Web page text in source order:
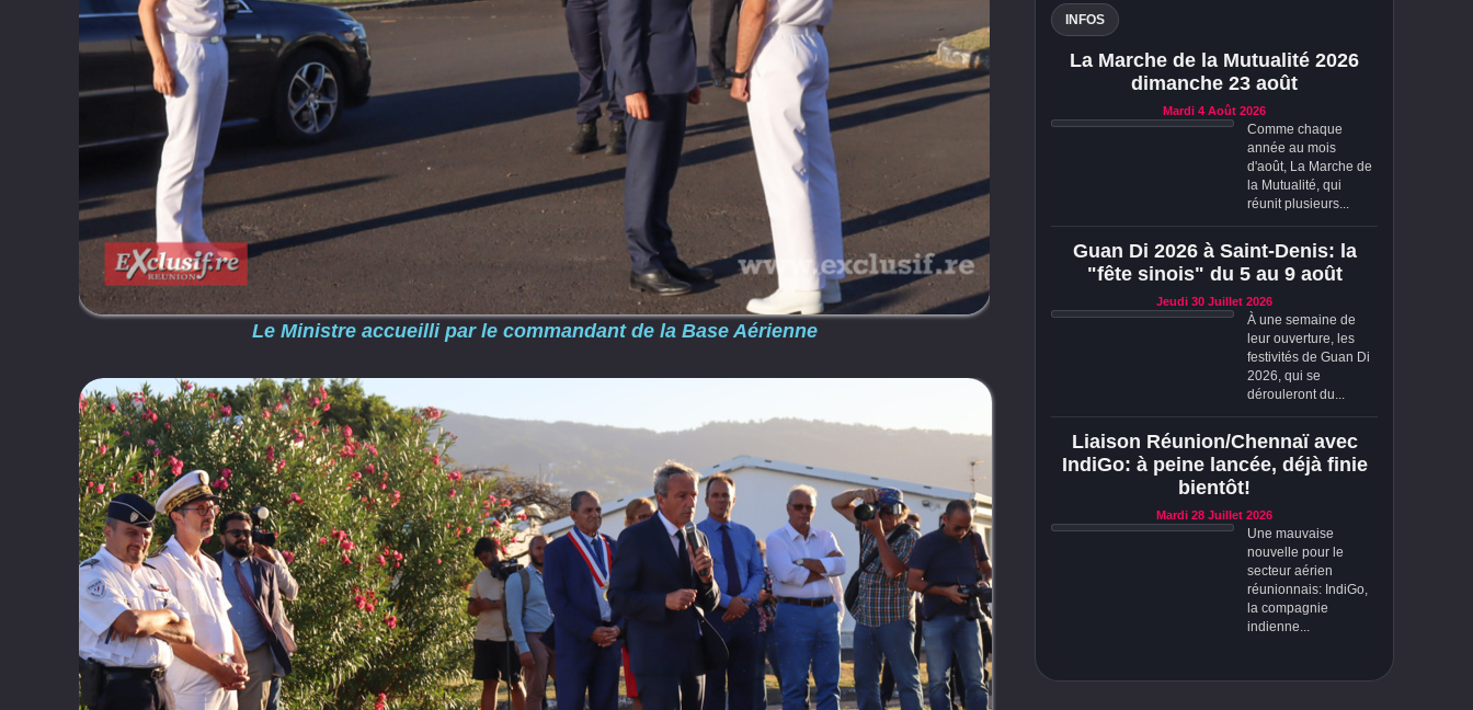
Le Ministre accueilli par le commandant de la Base Aérienne
INFOS
La Marche de la Mutualité 2026
dimanche 23 août
Mardi 4 Août 2026
Comme chaque
année au mois
d'août, La Marche de
la Mutualité, qui
réunit plusieurs...
Guan Di 2026 à Saint-Denis: la
"fête sinois" du 5 au 9 août
Jeudi 30 Juillet 2026
À une semaine de
leur ouverture, les
festivités de Guan Di
2026, qui se
dérouleront du...
Liaison Réunion/Chennaï avec
IndiGo: à peine lancée, déjà finie
bientôt!
Mardi 28 Juillet 2026
Une mauvaise
nouvelle pour le
secteur aérien
réunionnais: IndiGo,
la compagnie
indienne...